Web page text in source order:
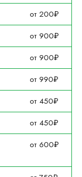
от 200₽
от 900₽
от 900₽
от 990₽
от 450₽
от 450₽
от 600₽